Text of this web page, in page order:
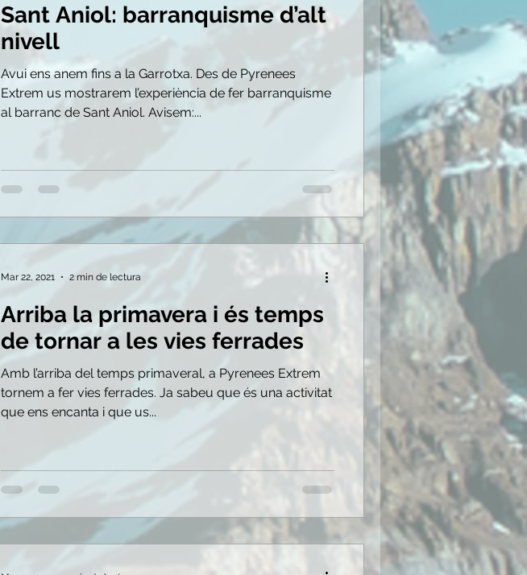
Sant Aniol: barranquisme d’alt
nivell
Avui ens anem fins a la Garrotxa. Des de Pyrenees
Extrem us mostrarem l’experiència de fer barranquisme
al barranc de Sant Aniol. Avisem:...
Arriba la primavera i és temps
de tornar a les vies ferrades
Amb l’arriba del temps primaveral, a Pyrenees Extrem
tornem a fer vies ferrades. Ja sabeu que és una activitat
que ens encanta i que us...
Mar 22, 2021 2 min de lectura